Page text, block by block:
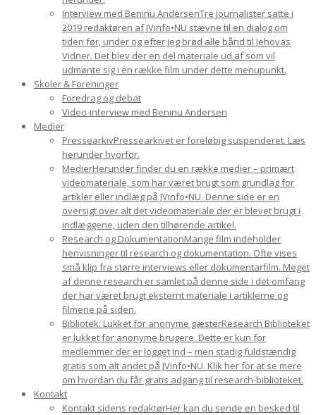
Interview med Beninu AndersenTre journalister satte i
2019 redaktøren af JVinfo•NU stævne til en dialog om
tiden før, under og efter jeg brød alle bånd til Jehovas
Vidner. Det blev der en del materiale ud af som vil
udmønte sig i en række film under dette menupunkt.
Skoler & Foreninger
Foredrag og debat
Video-interview med Beninu Andersen
Medier
PressearkivPressearkivet er foreløbig suspenderet. Læs
herunder hvorfor.
MedierHerunder finder du en række medier – primært
videomateriale, som har været brugt som grundlag for
artikler eller indlæg på JVinfo•NU. Denne side er en
oversigt over alt det videomateriale der er blevet brugt i
indlæggene, uden den tilhørende artikel.
Research og DokumentationMange film indeholder
henvisninger til research og dokumentation. Ofte vises
små klip fra større interviews eller dokumentarfilm. Meget
af denne research er samlet på denne side i det omfang
der har været brugt eksternt materiale i artiklerne og
filmene på siden.
Bibliotek: Lukket for anonyme gæsterResearch Biblioteket
er lukket for anonyme brugere. Dette er kun for
medlemmer der er logget ind – men stadig fuldstændig
gratis som alt andet på JVinfo•NU. Klik her for at se mere
om hvordan du får gratis adgang til research-biblioteket.
Kontakt
Kontakt sidens redaktørHer kan du sende en besked til